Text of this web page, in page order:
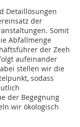
Detaillösungen
der
Somit
Abfallmenge
der Zeeh
aufeinander
stellen wir die
sodass
der Begegnung
wir ökologisch